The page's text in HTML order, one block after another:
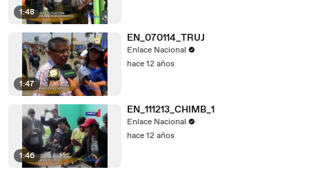
1:48
1:47
EN_070114_TRUJ
Enlace Nacional
hace 12 años
1:46
EN_111213_CHIMB_1
Enlace Nacional
hace 12 años